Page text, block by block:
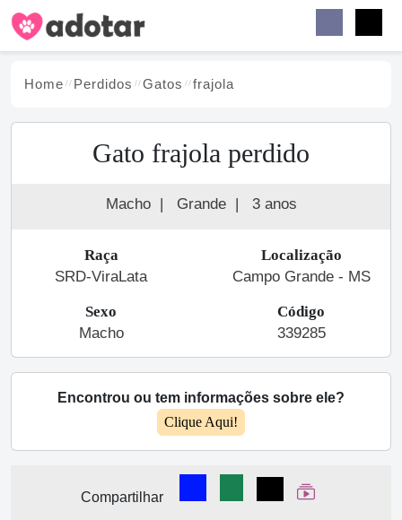
Home Perdidos Gatos frajola
Gato frajola perdido
Macho | Grande | 3 anos
Raça
SRD-ViraLata
Localização
Campo Grande - MS
Sexo
Macho
Código
339285
Encontrou ou tem informações sobre ele?
Clique Aqui!
Compartilhar
Compartilhar no Facebook
Compartilhar no
Compartilhar
Ver Web Story